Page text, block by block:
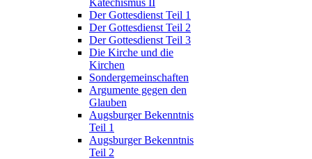
Katechismus II
Der Gottesdienst Teil 1
Der Gottesdienst Teil 2
Der Gottesdienst Teil 3
Die Kirche und die
Kirchen
Sondergemeinschaften
Argumente gegen den
Glauben
Augsburger Bekenntnis
Teil 1
Augsburger Bekenntnis
Teil 2